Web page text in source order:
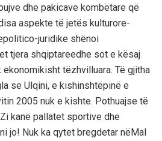
dhe pakicave kombëtare që
aspekte të jetës kulturore-
politico-juridike shënoi
tjera shqiptareedhe sot e kësaj
ekonomikisht tëzhvilluara. Të gjitha
se Ulqini, e kishinshtëpinë e
2005 nuk e kishte. Pothuajse të
Zi kanë pallatet sportive dhe
jo! Nuk ka qytet bregdetar nëMal